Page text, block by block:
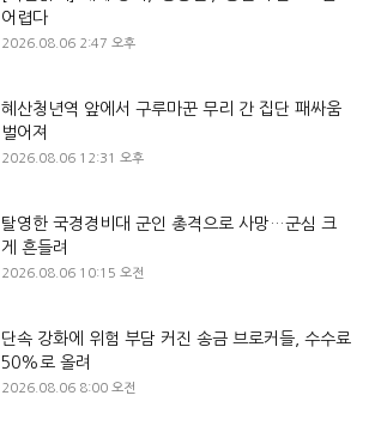
어렵다
2026.08.06 2:47 오후
혜산청년역 앞에서 구루마꾼 무리 간 집단 패싸움
벌어져
2026.08.06 12:31 오후
탈영한 국경경비대 군인 총격으로 사망…군심 크
게 흔들려
2026.08.06 10:15 오전
단속 강화에 위험 부담 커진 송금 브로커들, 수수료
50%로 올려
2026.08.06 8:00 오전